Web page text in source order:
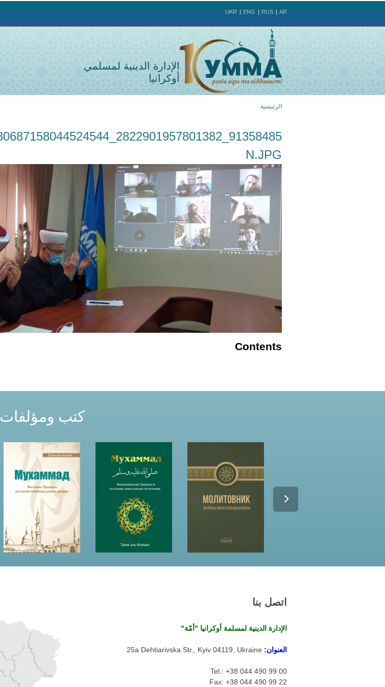
UKR ENG RUS AR
الإدارة الدينية لمسلمي
أوكرانيا
هنا
الرئيسية
N.JPG
Contents
كتب ومؤلفات
اتصل بنا
الإدارة الدينية لمسلمة أوكرانيا "أمّة"
العنوان: 25a Dehtiarivska Str., Kyiv 04119, Ukraine
Tel.: +38 044 490 99 00
Fax: +38 044 490 99 22